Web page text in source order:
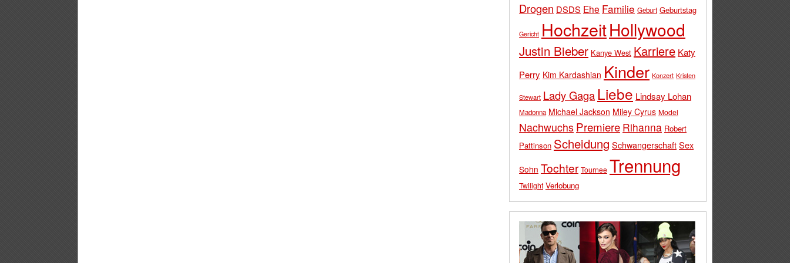
Drogen DSDS Ehe Familie Geburt Geburtstag
Gericht HochzeitHollywood
Justin Bieber Kanye West Karriere Katy
Perry Kim Kardashian Kinder Konzert Kristen
Stewart Lady Gaga Liebe Lindsay Lohan
Madonna Michael Jackson Miley Cyrus Model
Nachwuchs Premiere Rihanna Robert
Pattinson Scheidung SchwangerschaftSex
Sohn Tochter Tournee Trennung
Twilight Verlobung